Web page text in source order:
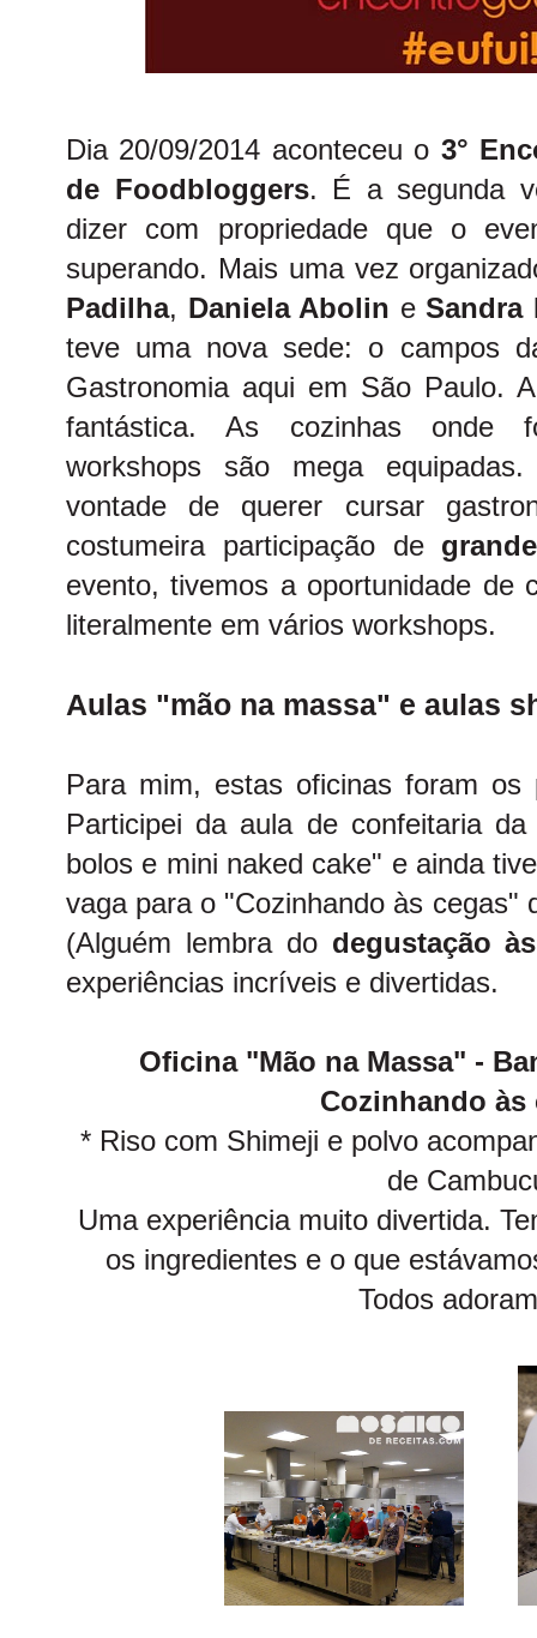
Dia 20/09/2014 aconteceu o 3°
de Foodbloggers. É a segunda
dizer com propriedade que o
superando. Mais uma vez
Padilha, Daniela Abolin eSandra
teve uma nova sede: o campos
Gastronomia aqui em São Paulo.
fantástica. As cozinhas onde
workshops são mega
vontade de querer cursar
costumeira participação de
evento, tivemos a oportunidade de
literalmente em vários workshops.
Aulas "mão na massa" e aulas
Para mim, estas oficinas foram os
Participei da aula de confeitaria
bolos e mini naked cake" e ainda
vaga para o "Cozinhando às cegas"
(Alguém lembra do degustação
experiências incríveis e divertidas.
Oficina "Mão na Massa" -
Cozinhando às
* Riso com Shimeji e polvo
de
Uma experiência muito divertida.
os ingredientes e o que
Todos